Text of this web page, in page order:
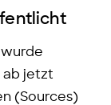
wurde
ab jetzt
(Sources)